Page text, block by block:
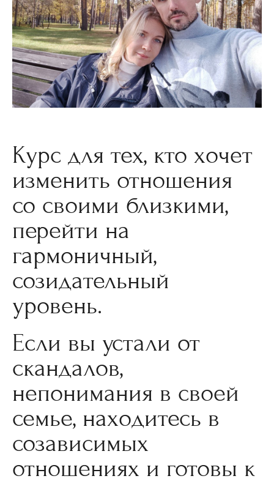
Курс для тех, кто хочет
изменить отношения
со своими близкими,
перейти на
гармоничный,
созидательный
уровень.
Если вы устали от
скандалов,
непонимания в своей
семье, находитесь в
созависимых
отношениях и готовы к